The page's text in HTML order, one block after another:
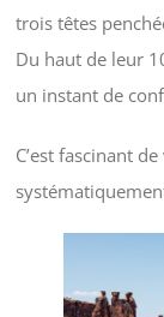
trois têtes
Du haut de leur
un instant de
C’est fascinant